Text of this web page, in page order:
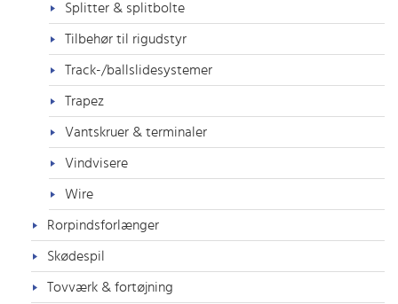
Splitter & splitbolte
Tilbehør til rigudstyr
Track-/ballslidesystemer
Trapez
Vantskruer & terminaler
Vindvisere
Wire
Rorpindsforlænger
Skødespil
Tovværk & fortøjning